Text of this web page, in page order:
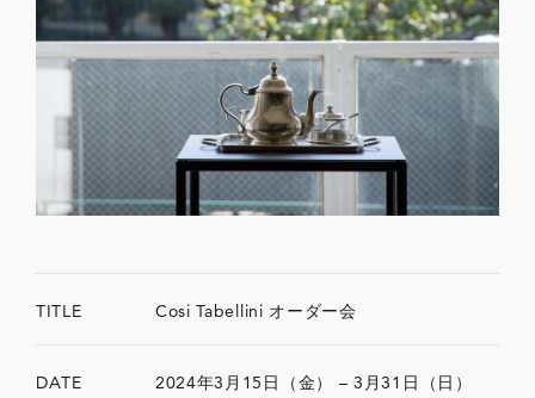
TITLE Cosi Tabellini オーダー会
DATE 2024年3月15日（金） – 3月31日（日）